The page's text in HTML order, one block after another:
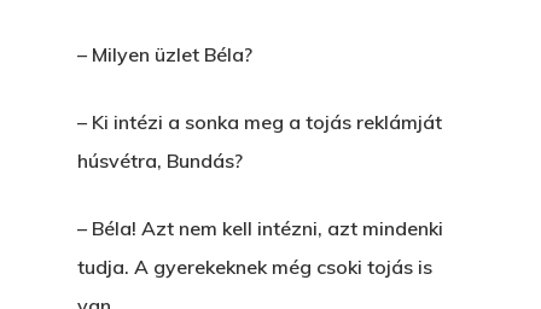
– Milyen üzlet Béla?
– Ki intézi a sonka meg a tojás reklámját
húsvétra, Bundás?
– Béla! Azt nem kell intézni, azt mindenki
tudja. A gyerekeknek még csoki tojás is